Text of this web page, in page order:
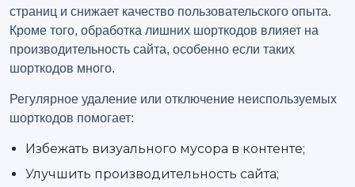
страниц и снижает качество пользовательского опыта.
Кроме того, обработка лишних шорткодов влияет на
производительность сайта, особенно если таких
шорткодов много.
Регулярное удаление или отключение неиспользуемых
шорткодов помогает:
Избежать визуального мусора в контенте;
Улучшить производительность сайта;